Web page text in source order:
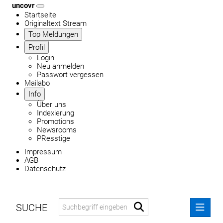
uncovr
Startseite
Originaltext Stream
Top Meldungen
Profil
Login
Neu anmelden
Passwort vergessen
Mailabo
Info
Über uns
Indexierung
Promotions
Newsrooms
PResstige
Impressum
AGB
Datenschutz